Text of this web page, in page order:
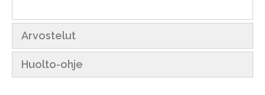
Arvostelut
Huolto-ohje